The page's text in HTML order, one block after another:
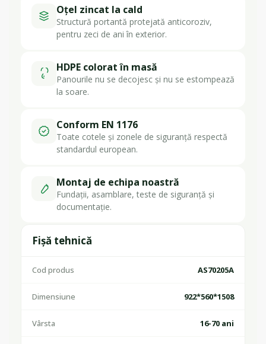
Oțel zincat la cald
Structură portantă protejată anticoroziv,
pentru zeci de ani în exterior.
HDPE colorat în masă
Panourile nu se decojesc și nu se estompează
la soare.
Conform EN 1176
Toate cotele și zonele de siguranță respectă
standardul european.
Montaj de echipa noastră
Fundații, asamblare, teste de siguranță și
documentație.
Fișă tehnică
Cod produs AS70205A
Dimensiune 922*560*1508
Vârsta 16-70 ani